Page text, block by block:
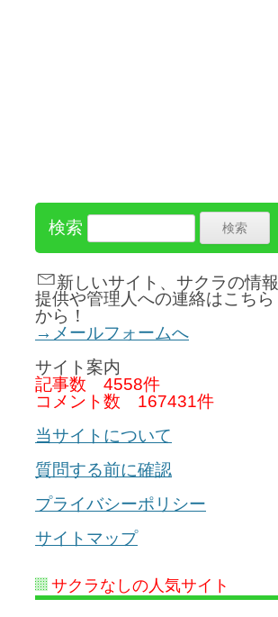
検索
新しいサイト、サクラの情報
提供や管理人への連絡はこちら
から！
→メールフォームへ
サイト案内
記事数 4558件
コメント数 167431件
当サイトについて
質問する前に確認
プライバシーポリシー
サイトマップ
サクラなしの人気サイト